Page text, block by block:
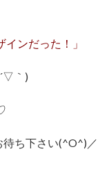
ンだった！」
｀)
待ち下さい(^O^)／